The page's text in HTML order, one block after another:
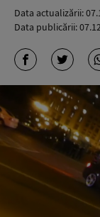
Data actualizării:
Data publicării: